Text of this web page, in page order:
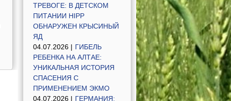
ТРЕВОГЕ: В ДЕТСКОМ
ПИТАНИИ HIPP
ОБНАРУЖЕН КРЫСИНЫЙ
ЯД
04.07.2026 | ГИБЕЛЬ
РЕБЕНКА НА АЛТАЕ:
УНИКАЛЬНАЯ ИСТОРИЯ
СПАСЕНИЯ С
ПРИМЕНЕНИЕМ ЭКМО
04.07.2026 | ГЕРМАНИЯ: